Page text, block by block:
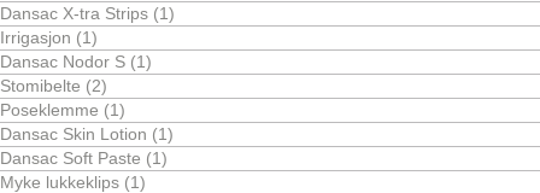
Dansac X-tra Strips (1)
Irrigasjon (1)
Dansac Nodor S (1)
Stomibelte (2)
Poseklemme (1)
Dansac Skin Lotion (1)
Dansac Soft Paste (1)
Myke lukkeklips (1)